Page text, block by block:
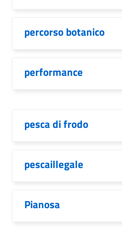
percorso botanico
performance
pesca di frodo
pescaillegale
Pianosa